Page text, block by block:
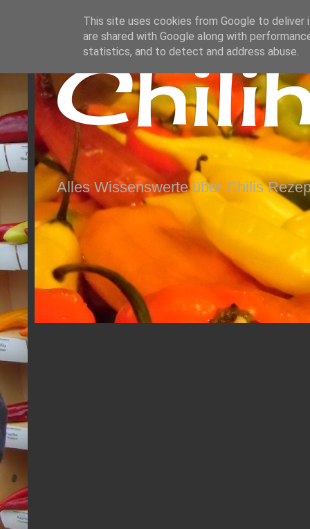
Alles Wissenswerte über Chilis
This site uses cookies from Google to deliver
are shared with Google along with
statistics, and to detect and address abuse.